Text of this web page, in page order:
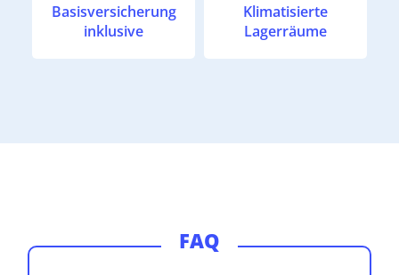
Basisversicherung
inklusive
Klimatisierte
Lagerräume
FAQ